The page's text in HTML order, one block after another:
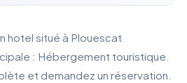
hotel situé à Plouescat
: Hébergement touristique.
et demandez un réservation.